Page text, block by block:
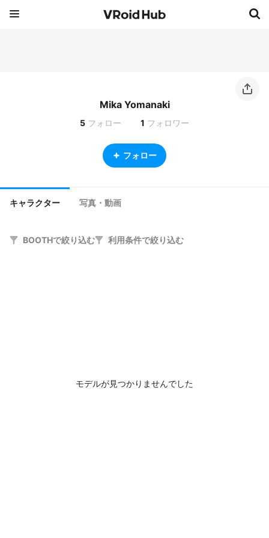
Mika Yomanaki
5 フォロー 1 フォロワー
フォロー
キャラクター 写真・動画
BOOTHで絞り込む 利用条件で絞り込む
モデルが見つかりませんでした